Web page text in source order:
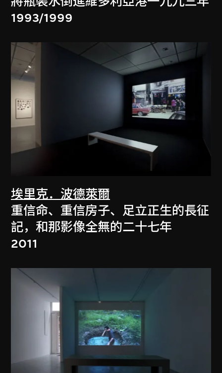
1993/1999
埃里克．波德萊爾
重信命、重信房子、足立正生的長征
記，和那影像全無的二十七年
2011